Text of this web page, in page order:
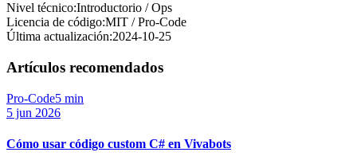
Nivel técnico:Introductorio / Ops
Licencia de código:MIT / Pro-Code
Última actualización:2024-10-25
Artículos recomendados
Pro-Code5 min
5 jun 2026
Cómo usar código custom C# en Vivabots